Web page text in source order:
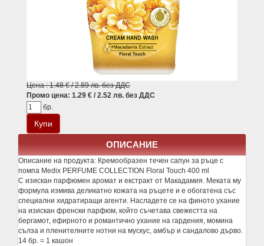
Цена : 1.48 € / 2.89 лв. без ДДС
Промо цена: 1.29 € / 2.52 лв. без ДДС
бр.
ОПИСАНИЕ
Описание на продукта: Кремообразен течен сапун за ръце с
помпа Medix PERFUME COLLECTION Floral Touch 400 ml
С изискан парфюмен аромат и екстракт от Макадамия. Меката му
формула измива деликатно кожата на ръцете и е обогатена със
специални хидратиращи агенти. Насладете се на финото ухание
на изискан френски парфюм, който съчетава свежестта на
бергамот, ефирното и романтично ухание на гардения, момина
сълза и пленителните нотни на мускус, амбър и сандалово дърво.
14 бр. = 1 кашон